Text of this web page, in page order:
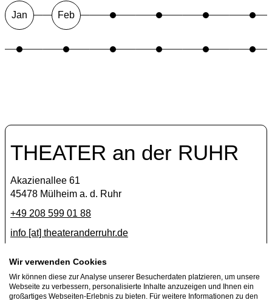
Jan Feb
THEATER an der RUHR
Akazienallee 61
45478 Mülheim a. d. Ruhr
+49 208 599 01 88
info [​at​] theateranderruhr.de
Facebook
Instagram
Newsletter
Wir verwenden Cookies
Wir können diese zur Analyse unserer Besucherdaten platzieren, um unsere
Webseite zu verbessern, personalisierte Inhalte anzuzeigen und Ihnen ein
großartiges Webseiten-Erlebnis zu bieten. Für weitere Informationen zu den